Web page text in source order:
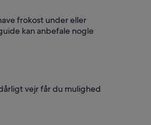
frokost under eller
kan anbefale nogle
vejr får du mulighed